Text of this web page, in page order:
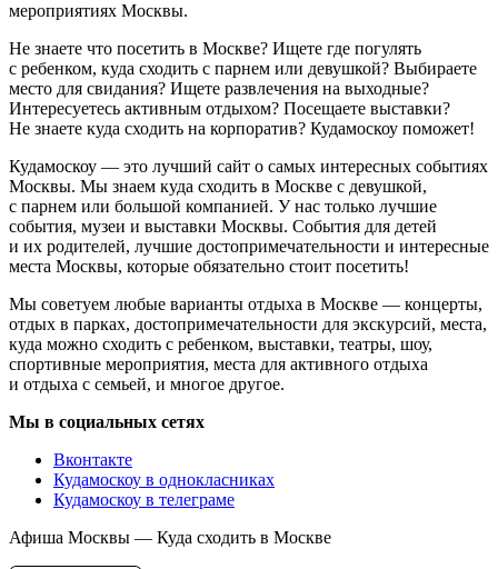
мероприятиях Москвы.
Не знаете что посетить в Москве? Ищете где погулять
с ребенком, куда сходить с парнем или девушкой? Выбираете
место для свидания? Ищете развлечения на выходные?
Интересуетесь активным отдыхом? Посещаете выставки?
Не знаете куда сходить на корпоратив? Кудамоскоу поможет!
Кудамоскоу — это лучший сайт о самых интересных событиях
Москвы. Мы знаем куда сходить в Москве с девушкой,
с парнем или большой компанией. У нас только лучшие
события, музеи и выставки Москвы. События для детей
и их родителей, лучшие достопримечательности и интересные
места Москвы, которые обязательно стоит посетить!
Мы советуем любые варианты отдыха в Москве — концерты,
отдых в парках, достопримечательности для экскурсий, места,
куда можно сходить с ребенком, выставки, театры, шоу,
спортивные мероприятия, места для активного отдыха
и отдыха с семьей, и многое другое.
Мы в социальных сетях
Вконтакте
Кудамоскоу в однокласниках
Кудамоскоу в телеграме
Афиша Москвы — Куда сходить в Москве